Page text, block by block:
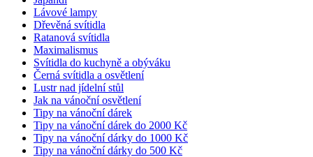
Lávové lampy
Dřevěná svítidla
Ratanová svítidla
Maximalismus
Svítidla do kuchyně a obýváku
Černá svítidla a osvětlení
Lustr nad jídelní stůl
Jak na vánoční osvětlení
Tipy na vánoční dárek
Tipy na vánoční dárek do 2000 Kč
Tipy na vánoční dárky do 1000 Kč
Tipy na vánoční dárky do 500 Kč